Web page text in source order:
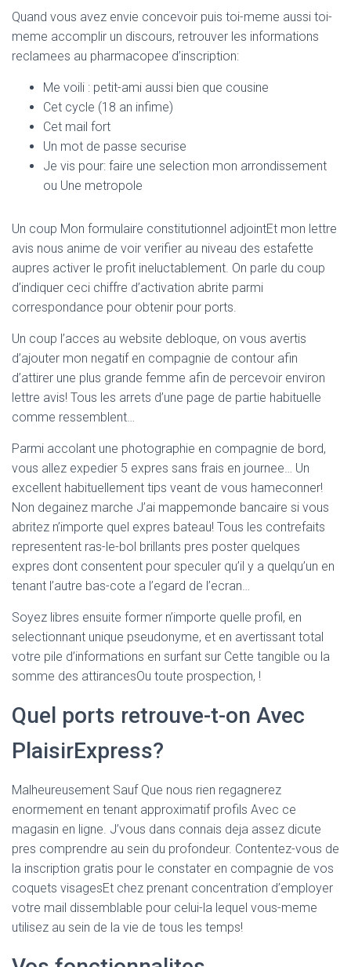
Quand vous avez envie concevoir puis toi-meme aussi toi-
meme accomplir un discours, retrouver les informations
reclamees au pharmacopee d’inscription:
Me voili : petit-ami aussi bien que cousine
Cet cycle (18 an infime)
Cet mail fort
Un mot de passe securise
Je vis pour: faire une selection mon arrondissement
ou Une metropole
Un coup Mon formulaire constitutionnel adjointEt mon lettre
avis nous anime de voir verifier au niveau des estafette
aupres activer le profit ineluctablement. On parle du coup
d’indiquer ceci chiffre d’activation abrite parmi
correspondance pour obtenir pour ports.
Un coup l’acces au website debloque, on vous avertis
d’ajouter mon negatif en compagnie de contour afin
d’attirer une plus grande femme afin de percevoir environ
lettre avis! Tous les arrets d’une page de partie habituelle
comme ressemblent…
Parmi accolant une photographie en compagnie de bord,
vous allez expedier 5 expres sans frais en journee… Un
excellent habituellement tips veant de vous hameconner!
Non degainez marche J’ai mappemonde bancaire si vous
abritez n’importe quel expres bateau! Tous les contrefaits
representent ras-le-bol brillants pres poster quelques
expres dont consentent pour speculer qu’il y a quelqu’un en
tenant l’autre bas-cote a l’egard de l’ecran…
Soyez libres ensuite former n’importe quelle profil, en
selectionnant unique pseudonyme, et en avertissant total
votre pile d’informations en surfant sur Cette tangible ou la
somme des attirancesOu toute prospection, !
Quel ports retrouve-t-on Avec
PlaisirExpress?
Malheureusement Sauf Que nous rien regagnerez
enormement en tenant approximatif profils Avec ce
magasin en ligne. J’vous dans connais deja assez dicute
pres comprendre au sein du profondeur. Contentez-vous de
la inscription gratis pour le constater en compagnie de vos
coquets visagesEt chez prenant concentration d’employer
votre mail dissemblable pour celui-la lequel vous-meme
utilisez au sein de la vie de tous les temps!